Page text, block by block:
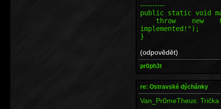
----------
public static void
throw new
implemented!");
}
(odpovědět)
pr0ph3t
re: Ostravské dýchánky
Van_Pr0meTheus: